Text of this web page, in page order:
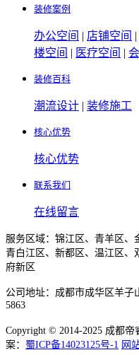
装修案例
办公空间 | 店铺空间 |
楼空间 | 医疗空间 |
装修百科
潮流设计 | 装修施工
核心优势
核心优势
联系我们
在线留言
服务区域：锦江区、青羊区、
青白江区、新都区、温江区、
府新区
公司地址：成都市成华区羊子
5863
Copyright © 2014-2025 成都帝
案： 蜀ICP备14023125号-1 网